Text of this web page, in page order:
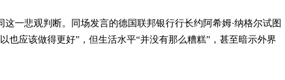
这一悲观判断。同场发言的德国联邦银行行长约阿希姆·纳格尔试图
也应该做得更好”，但生活水平“并没有那么糟糕”，甚至暗示外界